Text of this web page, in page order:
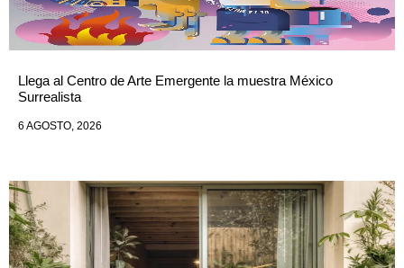
Llega al Centro de Arte Emergente la muestra México
Surrealista
6 AGOSTO, 2026